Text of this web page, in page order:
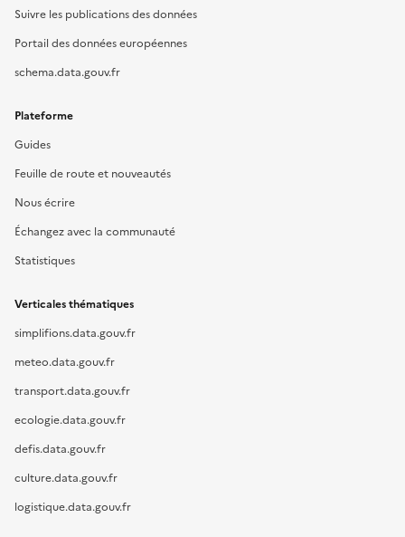
Suivre les publications des données
Portail des données européennes
schema.data.gouv.fr
Plateforme
Guides
Feuille de route et nouveautés
Nous écrire
Échangez avec la communauté
Statistiques
Verticales thématiques
simplifions.data.gouv.fr
meteo.data.gouv.fr
transport.data.gouv.fr
ecologie.data.gouv.fr
defis.data.gouv.fr
culture.data.gouv.fr
logistique.data.gouv.fr